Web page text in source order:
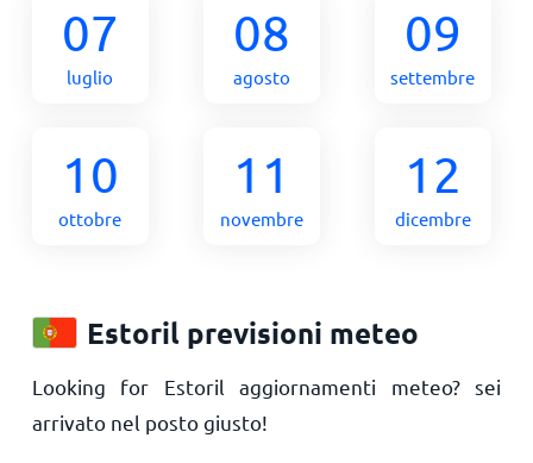
07
luglio
08
agosto
09
settembre
10
ottobre
11
novembre
12
dicembre
Estoril previsioni meteo
Looking for Estoril aggiornamenti meteo? sei
arrivato nel posto giusto!